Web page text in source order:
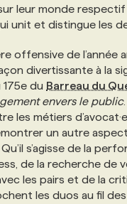
leur monde respectif
unit et distingue les
offensive de l’année
divertissante à la
du Barreau du
envers le public
les métiers
un autre
s’agisse de la
de la recherche de
les pairs et de la
les duos au fil des